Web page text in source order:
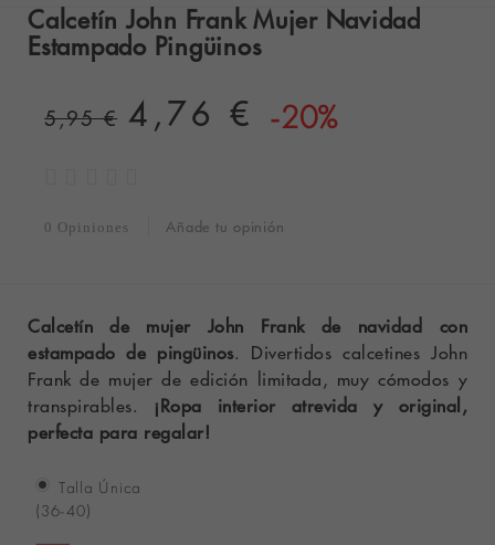
Calcetín John Frank Mujer Navidad
Estampado Pingüinos
5,95 € 4,76 € -20%
0 Opiniones Añade tu opinión
Calcetín de mujer John Frank de navidad con
estampado de pingüinos. Divertidos calcetines John
Frank de mujer de edición limitada, muy cómodos y
transpirables. ¡Ropa interior atrevida y original,
perfecta para regalar!
Talla Única
(36-40)